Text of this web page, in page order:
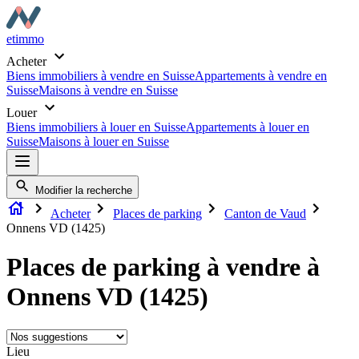
etimmo
Acheter
Biens immobiliers à vendre en SuisseAppartements à vendre en
SuisseMaisons à vendre en Suisse
Louer
Biens immobiliers à louer en SuisseAppartements à louer en
SuisseMaisons à louer en Suisse
Modifier la recherche
Acheter Places de parking
Canton de Vaud
Onnens VD (1425)
Places de parking à vendre à
Onnens VD (1425)
Lieu